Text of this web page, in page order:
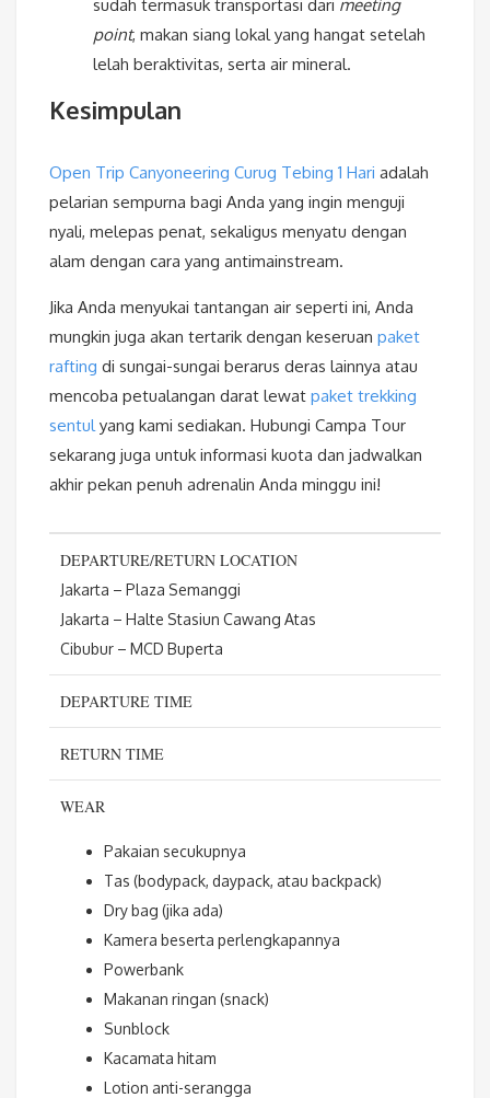
sudah termasuk transportasi dari meeting
point, makan siang lokal yang hangat setelah
lelah beraktivitas, serta air mineral.
Kesimpulan
Open Trip Canyoneering Curug Tebing 1 Hari adalah
pelarian sempurna bagi Anda yang ingin menguji
nyali, melepas penat, sekaligus menyatu dengan
alam dengan cara yang antimainstream.
Jika Anda menyukai tantangan air seperti ini, Anda
mungkin juga akan tertarik dengan keseruan paket
rafting di sungai-sungai berarus deras lainnya atau
mencoba petualangan darat lewat paket trekking
sentulyang kami sediakan. Hubungi Campa Tour
sekarang juga untuk informasi kuota dan jadwalkan
akhir pekan penuh adrenalin Anda minggu ini!
DEPARTURE/RETURN LOCATION
Jakarta – Plaza Semanggi
Jakarta – Halte Stasiun Cawang Atas
Cibubur – MCD Buperta
DEPARTURE TIME
RETURN TIME
WEAR
Pakaian secukupnya
Tas (bodypack, daypack, atau backpack)
Dry bag (jika ada)
Kamera beserta perlengkapannya
Powerbank
Makanan ringan (snack)
Sunblock
Kacamata hitam
Lotion anti-serangga